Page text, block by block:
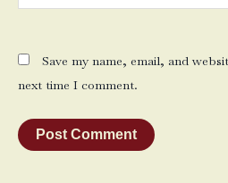
Save my name, email, and
next time I comment.